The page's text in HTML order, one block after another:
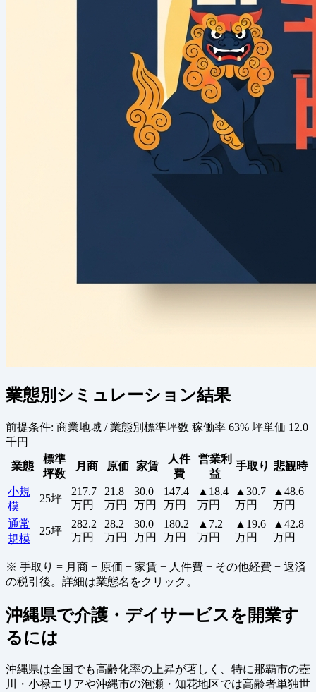
業態別シミュレーション結果
前提条件: 商業地域 / 業態別標準坪数 稼働率 63% 坪単価 12.0
千円
業態
標準
坪数
月商 原価 家賃
人件
費
営業利
益
手取り 悲観時
小規
模
25坪
217.7
万円
21.8
万円
30.0
万円
147.4
万円
▲18.4
万円
▲30.7
万円
▲48.6
万円
通常
規模
25坪
282.2
万円
28.2
万円
30.0
万円
180.2
万円
▲7.2
万円
▲19.6
万円
▲42.8
万円
※ 手取り = 月商 − 原価 − 家賃 − 人件費 − その他経費 − 返済
の税引後。詳細は業態名をクリック。
沖縄県で介護・デイサービスを開業す
るには
沖縄県は全国でも高齢化率の上昇が著しく、特に那覇市の壺
川・小禄エリアや沖縄市の泡瀬・知花地区では高齢者単独世